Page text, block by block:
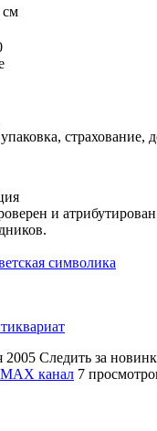
см
страхование,
и
символика
2005 Следить за
MAX канал 7